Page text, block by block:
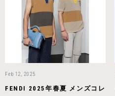
Feb 12, 2025
FENDI 2025年春夏 メンズコレ